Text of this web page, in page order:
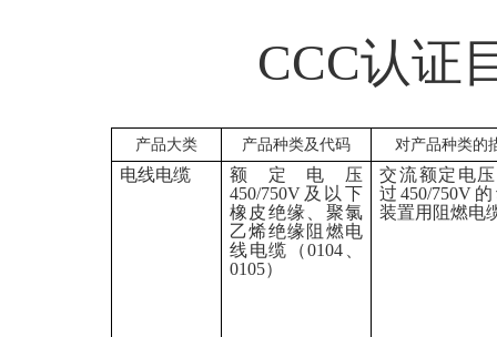
CCC认证
产品大类 产品种类及代码 对产品种类的
电线电缆
额定电压
450/750V 及以下
橡皮绝缘
聚氯
乙烯绝缘阻燃电
线电缆（0104
0105）
交流额定电
过450/750V
装置用 阻燃电